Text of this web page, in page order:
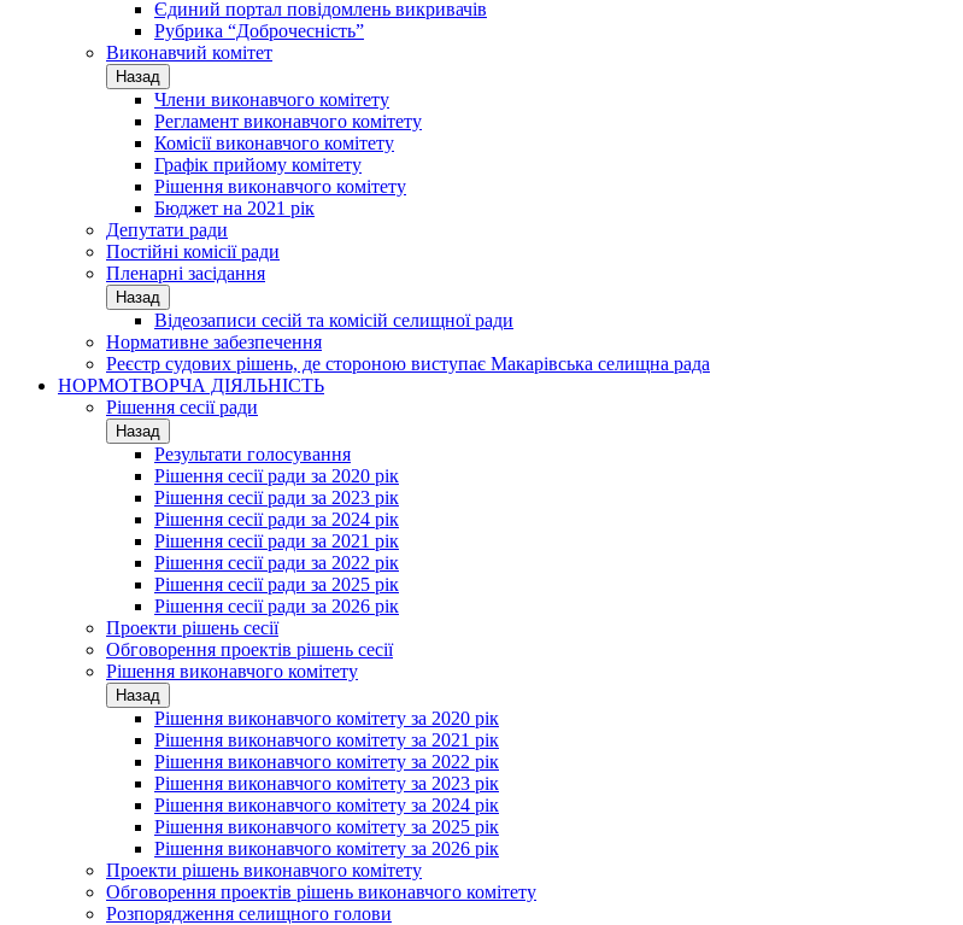
Єдиний портал повідомлень викривачів
Рубрика “Доброчесність”
Виконавчий комітет
Назад
Члени виконавчого комітету
Регламент виконавчого комітету
Комісії виконавчого комітету
Графік прийому комітету
Рішення виконавчого комітету
Бюджет на 2021 рік
Депутати ради
Постійні комісії ради
Пленарні засідання
Назад
Відеозаписи сесій та комісій селищної ради
Нормативне забезпечення
Реєстр судових рішень, де стороною виступає Макарівська селищна рада
НОРМОТВОРЧА ДІЯЛЬНІСТЬ
Рішення сесії ради
Назад
Результати голосування
Рішення сесії ради за 2020 рік
Рішення сесії ради за 2023 рік
Рішення сесії ради за 2024 рік
Рішення сесії ради за 2021 рік
Рішення сесії ради за 2022 рік
Рішення сесії ради за 2025 рік
Рішення сесії ради за 2026 рік
Проекти рішень сесії
Обговорення проектів рішень сесії
Рішення виконавчого комітету
Назад
Рішення виконавчого комітету за 2020 рік
Рішення виконавчого комітету за 2021 рік
Рішення виконавчого комітету за 2022 рік
Рішення виконавчого комітету за 2023 рік
Рішення виконавчого комітету за 2024 рік
Рішення виконавчого комітету за 2025 рік
Рішення виконавчого комітету за 2026 рік
Проекти рішень виконавчого комітету
Обговорення проектів рішень виконавчого комітету
Розпорядження селищного голови